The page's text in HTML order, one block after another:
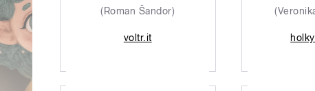
(Roman Šandor)
voltr.it